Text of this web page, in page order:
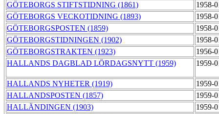
GÖTEBORGS STIFTSTIDNING (1861)
1958-
GÖTEBORGS VECKOTIDNING (1893)
1958-
GÖTEBORGSPOSTEN (1859)
1958-
GÖTEBORGSTIDNINGEN (1902)
1958-
GÖTEBORGSTRAKTEN (1923)
1956-
HALLANDS DAGBLAD LÖRDAGSNYTT (1959)
1959-
HALLANDS NYHETER (1919)
1959-
HALLANDSPOSTEN (1857)
1959-
HALLÄNDINGEN (1903)
1959-